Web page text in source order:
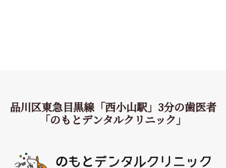
品川区東急目黒線「西小山駅」3分の歯医者
「のもとデンタルクリニック」